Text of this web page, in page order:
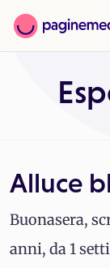
Alluce
Buonasera,
anni, da 1